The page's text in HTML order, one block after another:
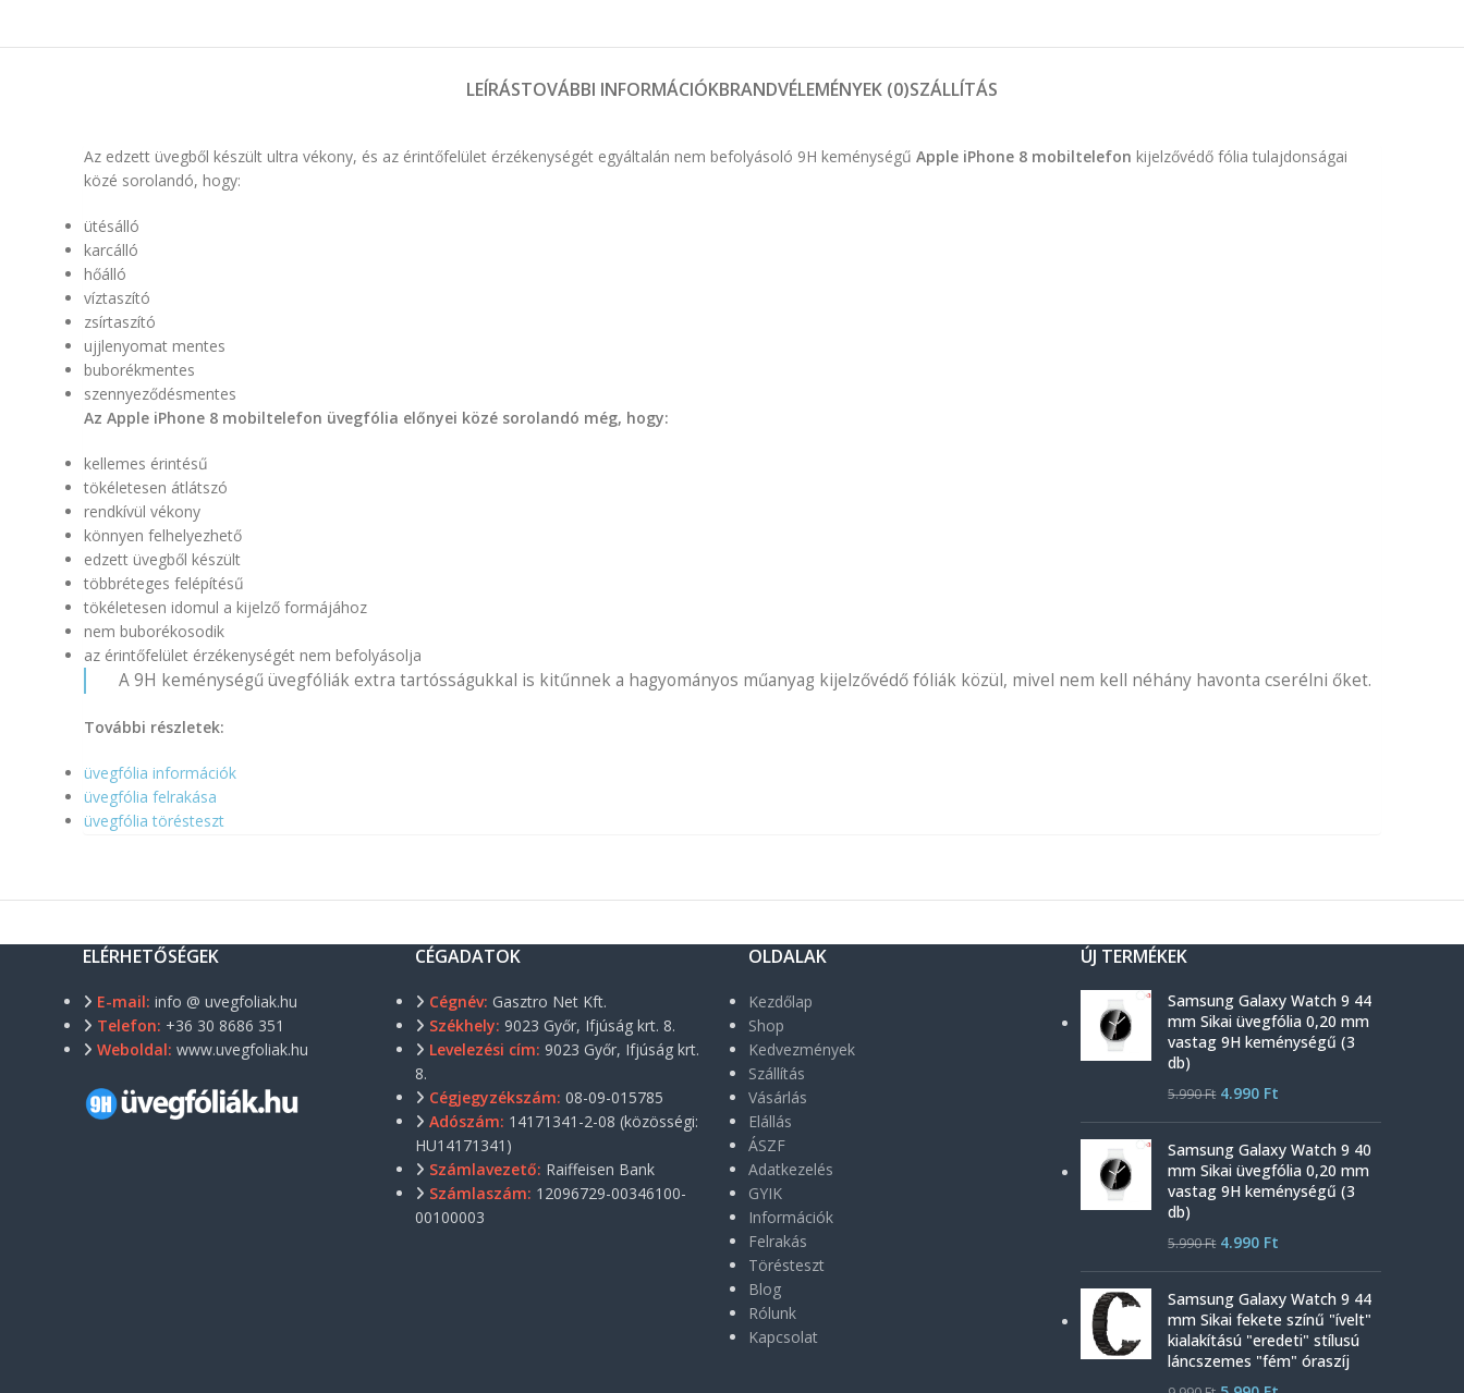
LEÍRÁSTOVÁBBI INFORMÁCIÓKBRANDVÉLEMÉNYEK (0)SZÁLLÍTÁS
Az edzett üvegből készült ultra vékony, és az érintőfelület érzékenységét egyáltalán nem befolyásoló 9H keménységű Apple iPhone 8 mobiltelefon kijelzővédő fólia tulajdonságai
közé sorolandó, hogy:
ütésálló
karcálló
hőálló
víztaszító
zsírtaszító
ujjlenyomat mentes
buborékmentes
szennyeződésmentes
Az Apple iPhone 8 mobiltelefon üvegfólia előnyei közé sorolandó még, hogy:
kellemes érintésű
tökéletesen átlátszó
rendkívül vékony
könnyen felhelyezhető
edzett üvegből készült
többréteges felépítésű
tökéletesen idomul a kijelző formájához
nem buborékosodik
az érintőfelület érzékenységét nem befolyásolja
A 9H keménységű üvegfóliák extra tartósságukkal is kitűnnek a hagyományos műanyag kijelzővédő fóliák közül, mivel nem kell néhány havonta cserélni őket.
További részletek:
üvegfólia információk
üvegfólia felrakása
üvegfólia törésteszt
ELÉRHETŐSÉGEK
E-mail: info @ uvegfoliak.hu
Telefon: +36 30 8686 351
Weboldal: www.uvegfoliak.hu
CÉGADATOK
Cégnév: Gasztro Net Kft.
Székhely: 9023 Győr, Ifjúság krt. 8.
Levelezési cím: 9023 Győr, Ifjúság krt.
8.
Cégjegyzékszám: 08-09-015785
Adószám: 14171341-2-08 (közösségi:
HU14171341)
Számlavezető: Raiffeisen Bank
Számlaszám: 12096729-00346100-
00100003
OLDALAK
Kezdőlap
Shop
Kedvezmények
Szállítás
Vásárlás
Elállás
ÁSZF
Adatkezelés
GYIK
Információk
Felrakás
Törésteszt
Blog
Rólunk
Kapcsolat
ÚJ TERMÉKEK
Samsung Galaxy Watch 9 44
mm Sikai üvegfólia 0,20 mm
vastag 9H keménységű (3
db)
5.990Ft 4.990 Ft
Samsung Galaxy Watch 9 40
mm Sikai üvegfólia 0,20 mm
vastag 9H keménységű (3
db)
5.990Ft 4.990 Ft
Samsung Galaxy Watch 9 44
mm Sikai fekete színű "ívelt"
kialakítású "eredeti" stílusú
láncszemes "fém" óraszíj